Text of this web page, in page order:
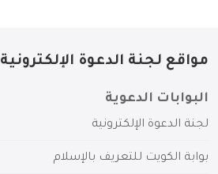
مواقع لجنة الدعوة الإلكترونية
البوابات الدعوية
لجنة الدعوة الإلكترونية
بوابة الكويت للتعريف بالإسلام